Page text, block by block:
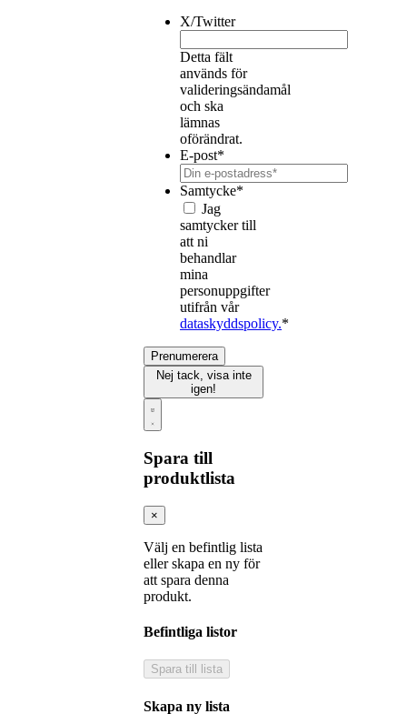
X/Twitter
Detta fält
används för
valideringsändamål
och ska
lämnas
oförändrat.
E-post*
Samtycke*
Jag
samtycker till
att ni
behandlar
mina
personuppgifter
utifrån vår
dataskyddspolicy.*
Prenumerera
Nej tack, visa inte
igen!
Spara till
produktlista
×
Välj en befintlig lista
eller skapa en ny för
att spara denna
produkt.
Befintliga listor
Spara till lista
Skapa ny lista